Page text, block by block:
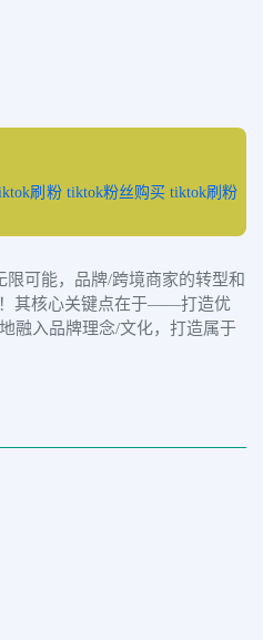
刷粉 tiktok粉丝购买 tiktok刷粉
可能，品牌/跨境商家的转型和
其核心关键点在于——打造优
融入品牌理念/文化，打造属于